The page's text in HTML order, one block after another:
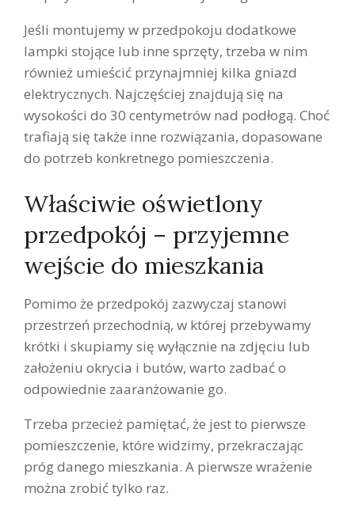
Jeśli montujemy w przedpokoju dodatkowe
lampki stojące lub inne sprzęty, trzeba w nim
również umieścić przynajmniej kilka gniazd
elektrycznych. Najczęściej znajdują się na
wysokości do 30 centymetrów nad podłogą. Choć
trafiają się także inne rozwiązania, dopasowane
do potrzeb konkretnego pomieszczenia.
Właściwie oświetlony
przedpokój – przyjemne
wejście do mieszkania
Pomimo że przedpokój zazwyczaj stanowi
przestrzeń przechodnią, w której przebywamy
krótki i skupiamy się wyłącznie na zdjęciu lub
założeniu okrycia i butów, warto zadbać o
odpowiednie zaaranżowanie go.
Trzeba przecież pamiętać, że jest to pierwsze
pomieszczenie, które widzimy, przekraczając
próg danego mieszkania. A pierwsze wrażenie
można zrobić tylko raz.